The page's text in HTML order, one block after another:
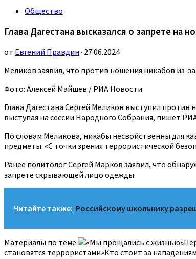
Общество
Глава Дагестана высказался о запрете на
от Евгений Правдин · 27.06.2024
Меликов заявил, что против ношения никабов из-
Фото: Алексей Майшев / РИА Новости
Глава Дагестана Сергей Меликов выступил
выступая на сессии Народного Собрания, пишет
По словам Меликова, никабы несвойственны для
предметы. «С точки зрения террористической
Ранее политолог Сергей Марков заявил, что
запрете скрывающей лицо одежды.
Читайте также: Российскому школьнику
Материалы по теме: «Мы прощались с
становятся террористами»Кто стоит за